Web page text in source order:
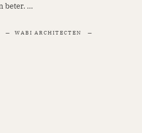
beter. ...
WABI ARCHITECTEN